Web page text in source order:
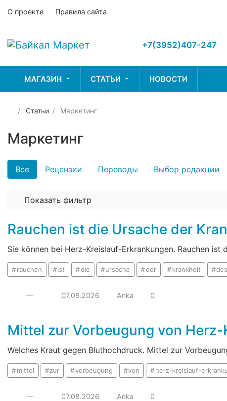
О проекте Правила сайта
+7(3952)407-247
МАГАЗИН СТАТЬИ НОВОСТИ
Лодки и
Статьи Маркетинг
Маркетинг
Все Рецензии Переводы Выбор редакции
Показать фильтр
Rauchen ist die Ursache der
Sie können bei Herz-Kreislauf-Erkrankungen. Rauchen
rauchen ist die ursache der krankheit des
— 07.08.2026 Anka 0
Mittel zur Vorbeugung von
Welches Kraut gegen Bluthochdruck. Mittel zur
mittel zur vorbeugung von herz-kreislauf-
— 07.08.2026 Anka 0